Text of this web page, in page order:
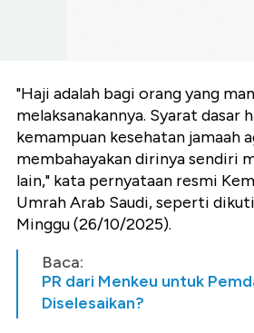
"Haji adalah bagi orang yang
melaksanakannya. Syarat dasar
kemampuan kesehatan jamaah
membahayakan dirinya sendiri
lain," kata pernyataan resmi
Umrah Arab Saudi, seperti
Minggu (26/10/2025).
Baca:
PR dari Menkeu untuk
Diselesaikan?